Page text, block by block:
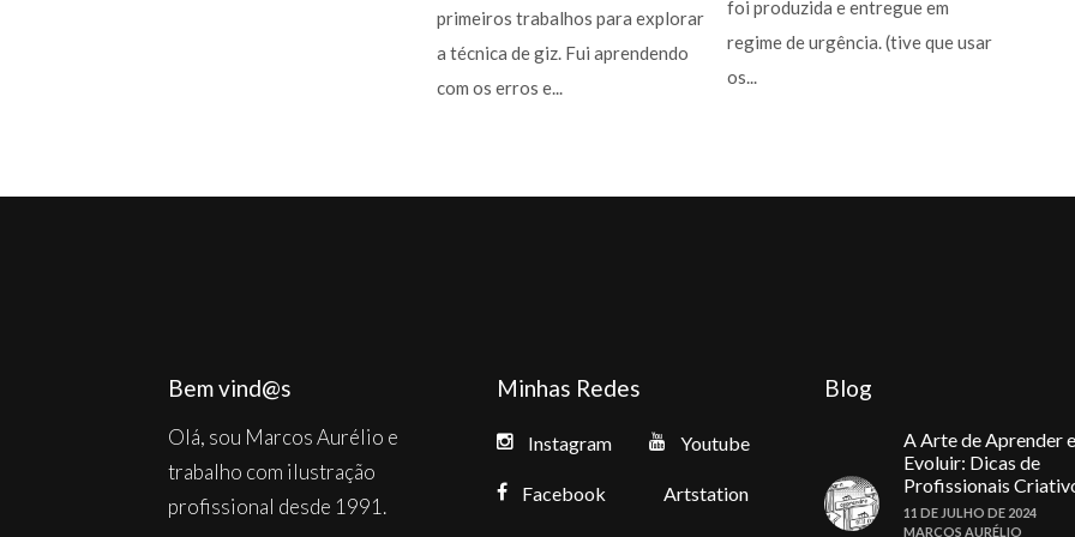
foi produzida e entregue em
regime de urgência. (tive que usar
os...
primeiros trabalhos para explorar
a técnica de giz. Fui aprendendo
com os erros e...
Bem vind@s
Olá, sou Marcos Aurélio e
trabalho com ilustração
profissional desde 1991.
Minhas Redes
Instagram
Facebook
Youtube
Artstation
Blog
A Arte de Aprender e
Evoluir: Dicas de
Profissionais
11 DE JULHO DE 2024
MARCOS AURÉLIO